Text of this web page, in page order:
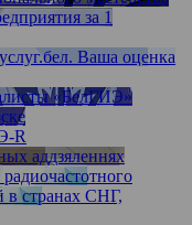
за 1
Ваша оценка
«БелГИЭ»
R
аддзяленнях
в странах СНГ,